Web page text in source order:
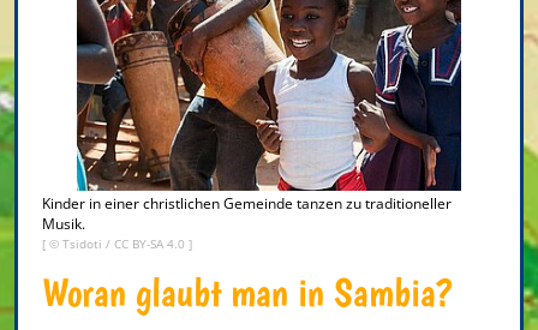
Kinder in einer christlichen Gemeinde tanzen zu traditioneller
Musik.
[ © Tsidoti / CC BY-SA 4.0 ]
Woran glaubt man in Sambia?